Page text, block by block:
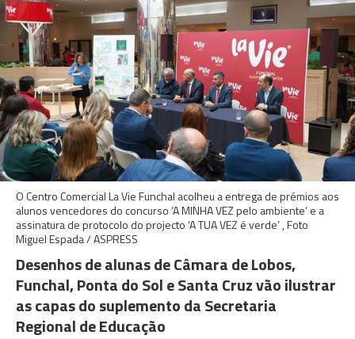
O Centro Comercial La Vie Funchal acolheu a entrega de prémios aos
alunos vencedores do concurso ‘A MINHA VEZ pelo ambiente’ e a
assinatura de protocolo do projecto ‘A TUA VEZ é verde’ , Foto
Miguel Espada / ASPRESS
Desenhos de alunas de Câmara de Lobos,
Funchal, Ponta do Sol e Santa Cruz vão ilustrar
as capas do suplemento da Secretaria
Regional de Educação